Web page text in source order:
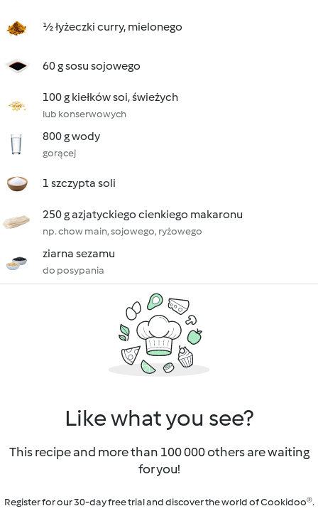
½ łyżeczki curry, mielonego
60 g sosu sojowego
100 g kiełków soi, świeżych
lub konserwowych
800 g wody
gorącej
1 szczypta soli
250 g azjatyckiego cienkiego makaronu
np. chow main, sojowego, ryżowego
ziarna sezamu
do posypania
Like what you see?
This recipe and more than 100 000 others are waiting
for you!
Register for our 30-day free trial and discover the world of Cookidoo®.